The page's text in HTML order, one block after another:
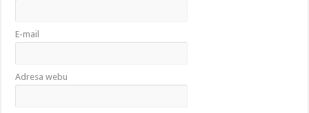
E-mail
Adresa webu